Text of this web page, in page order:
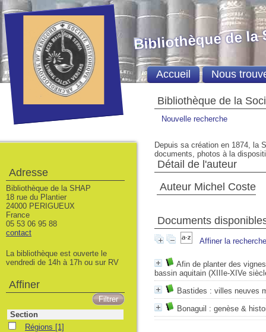
Bibliothèque de la
Nouvelle recherche
Depuis sa création en 1874, la
documents, photos à la
Détail de l'auteur
Auteur Michel Coste
Documents
Affiner la recherche
Afin de planter des
bassin aquitain (XIIIe-XIVe
Bastides : villes neuves
Bonaguil : genèse &
Bibliothèque de la
Accueil Nous
Adresse
Bibliothèque de la SHAP
18 rue du Plantier
24000 PERIGUEUX
France
05 53 06 95 88
contact
La bibliothèque est ouverte le
vendredi de 14h à 17h ou sur RV
Affiner
Section
Régions [1]